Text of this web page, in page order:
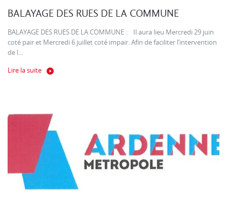
BALAYAGE DES RUES DE LA COMMUNE
BALAYAGE DES RUES DE LA COMMUNE : Il aura lieu Mercredi 29 juin
coté pair et Mercredi 6 juillet coté impair. Afin de faciliter l’intervention
de l...
Lire la suite